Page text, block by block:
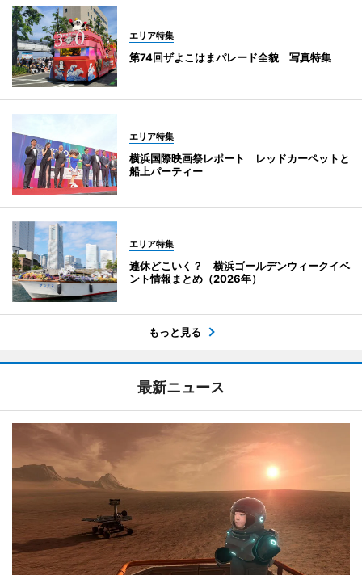
エリア特集
第74回ザよこはまパレード全貌 写真特集
エリア特集
横浜国際映画祭レポート レッドカーペットと
船上パーティー
エリア特集
連休どこいく？ 横浜ゴールデンウィークイベ
ント情報まとめ（2026年）
もっと見る
最新ニュース